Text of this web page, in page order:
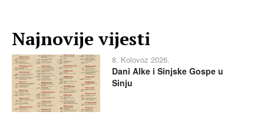
Najnovije vijesti
8. Kolovoz 2026.
Dani Alke i Sinjske Gospe u
Sinju